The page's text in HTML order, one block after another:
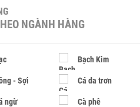
NGÀNH HÀNG
Bạch Kim
- Sợi Cá da trơn
ngừ Cà phê